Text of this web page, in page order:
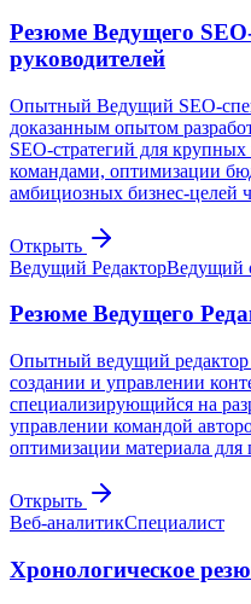
Резюме Ведущего
руководителей
Опытный Ведущий SEO-
доказанным опытом
SEO-стратегий для
командами, оптимизации
амбициозных бизнес-целей
Открыть
Ведущий РедакторВедущий
Резюме Ведущего
Опытный ведущий редактор
создании и управлении
специализирующийся на
управлении командой
оптимизации материала для
Открыть
Веб-аналитикСпециалист
Хронологическое